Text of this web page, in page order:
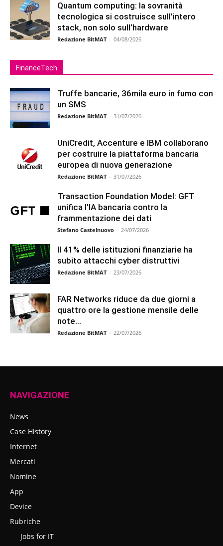
Quantum computing: la sovranità
tecnologica si costruisce sull’intero
stack, non solo sull’hardware
Redazione BitMAT - 04/08/2026
FinanceTech
Truffe bancarie, 36mila euro in fumo con
un SMS
Redazione BitMAT - 31/07/2026
UniCredit, Accenture e IBM collaborano
per costruire la piattaforma bancaria
europea di nuova generazione
Redazione BitMAT - 31/07/2026
Transaction Foundation Model: GFT
unifica l’IA bancaria contro la
frammentazione dei dati
Stefano Castelnuovo - 24/07/2026
Il 41% delle istituzioni finanziarie ha
subito attacchi cyber distruttivi
Redazione BitMAT - 23/07/2026
FAR Networks riduce da due giorni a
quattro ore la gestione mensile delle
note...
Redazione BitMAT - 22/07/2026
NAVIGAZIONE
News
Case History
Internet
Mercati
Nomine
App
Device
Rubriche
Jobs for IT